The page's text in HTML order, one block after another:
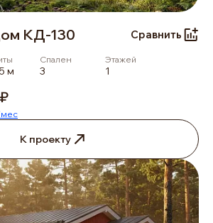
КД-130 Сравнить
м
Спален
3
Этажей
1
мес
К проекту